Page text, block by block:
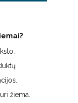
žiema.